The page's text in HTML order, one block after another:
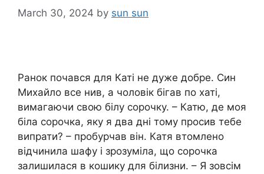
March 30, 2024 by sun sun
Ранок почався для Каті не дуже добре. Син
Михайло все нив, а чоловік бігав по хаті,
вимагаючи свою білу сорочку. – Катю, де моя
біла сорочка, яку я два дні тому просив тебе
випрати? – пробурчав він. Катя втомлено
відчинила шафу і зрозуміла, що сорочка
залишилася в кошику для білизни. – Я зовсім